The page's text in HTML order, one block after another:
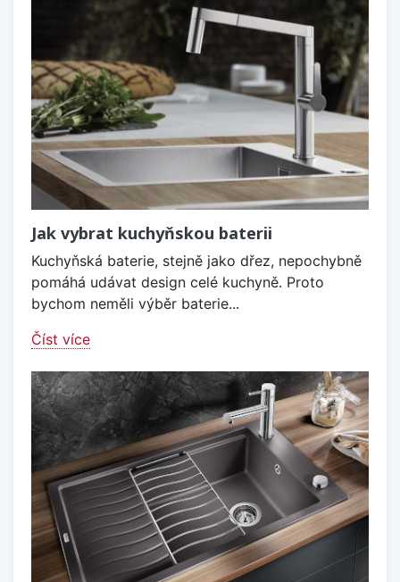
Jak vybrat kuchyňskou baterii
Kuchyňská baterie, stejně jako dřez, nepochybně
pomáhá udávat design celé kuchyně. Proto
bychom neměli výběr baterie...
Číst více